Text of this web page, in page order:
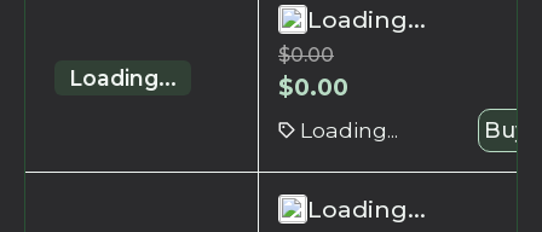
Loading...
Loading...
$0.00
$0.00
Loading... Buy
Loading...